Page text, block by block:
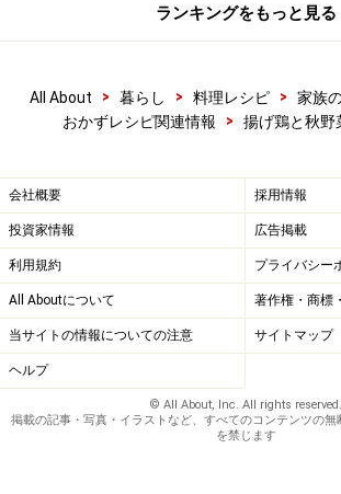
ランキングをもっと見る
All About > 暮らし > 料理レシピ > 家族
おかずレシピ関連情報
> 揚げ鶏と秋野
会社概要 採用情報
投資家情報 広告掲載
利用規約 プライバシー
All Aboutについて 著作権・商標
当サイトの情報についての注意 サイトマップ
ヘルプ
© All About, Inc. All rights reserved.
掲載の記事・写真・イラストなど、すべてのコンテンツの
を禁じます